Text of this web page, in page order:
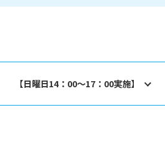
日曜日14：00～17：00実施】